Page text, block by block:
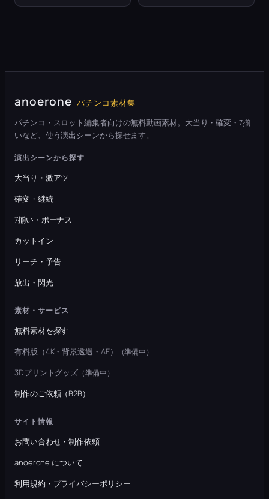
anoerone パチンコ素材集
パチンコ・スロット編集者向けの無料動画素材。大当り・確変・7揃
いなど、使う演出シーンから探せます。
演出シーンから探す
大当り・激アツ
確変・継続
7揃い・ボーナス
カットイン
リーチ・予告
放出・閃光
素材・サービス
無料素材を探す
有料版（4K・背景透過・AE）
（準備中）
3Dプリントグッズ （準備中）
制作のご依頼（B2B）
サイト情報
お問い合わせ・制作依頼
anoerone について
利用規約・プライバシーポリシー